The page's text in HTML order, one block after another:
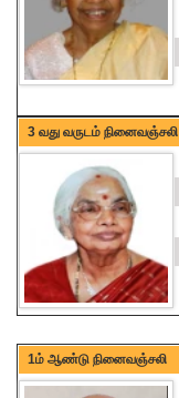
3 வது வருடம் நினைவஞ்சலி
1ம் ஆண்டு நினைவஞ்சலி